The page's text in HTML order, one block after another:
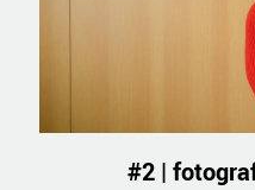
#2 |